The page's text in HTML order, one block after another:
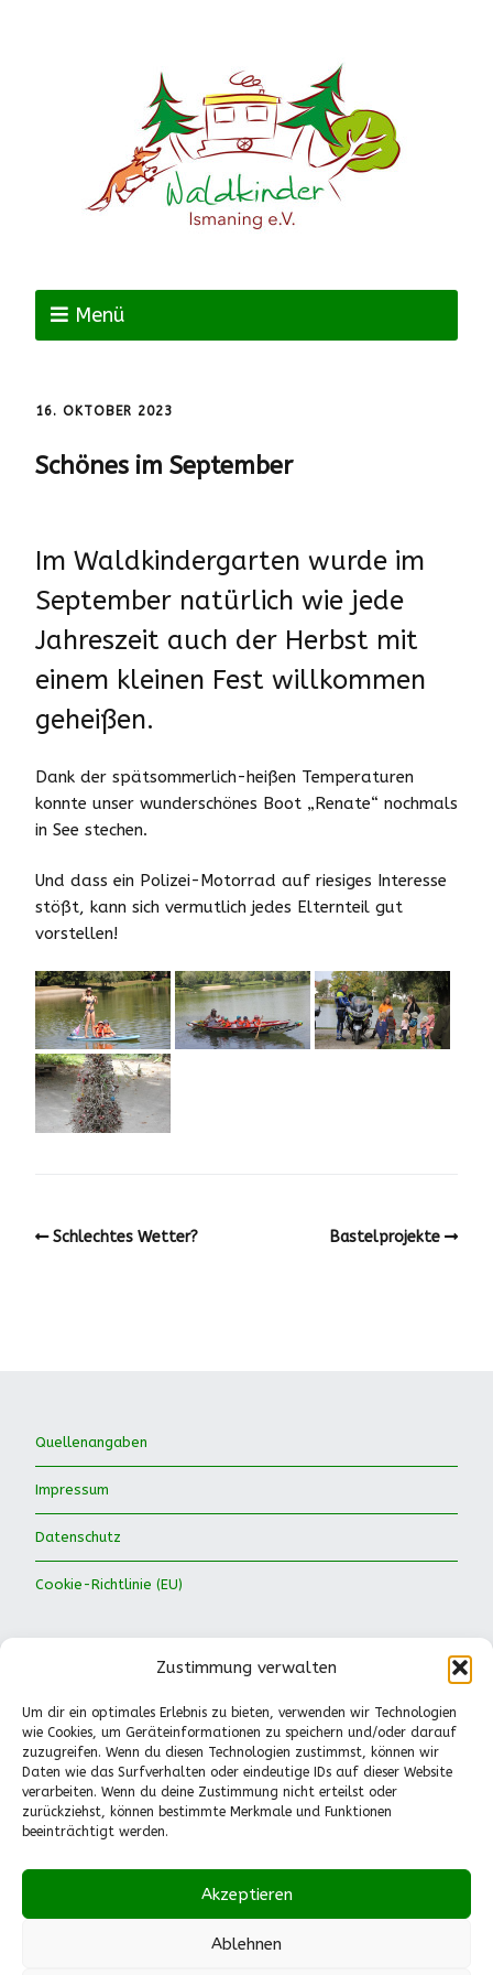
Zustimmung verwalten
Um dir ein optimales Erlebnis zu bieten, verwenden wir Technologien
wie Cookies, um Geräteinformationen zu speichern und/oder darauf
zuzugreifen. Wenn du diesen Technologien zustimmst, können wir
Daten wie das Surfverhalten oder eindeutige IDs auf dieser Website
verarbeiten. Wenn du deine Zustimmung nicht erteilst oder
zurückziehst, können bestimmte Merkmale und Funktionen
beeinträchtigt werden.
Akzeptieren
Ablehnen
Menü
16. OKTOBER 2023
Schönes im September
Im Waldkindergarten wurde im
September natürlich wie jede
Jahreszeit auch der Herbst mit
einem kleinen Fest willkommen
geheißen.
Dank der spätsommerlich-heißen Temperaturen
konnte unser wunderschönes Boot „Renate“ nochmals
in See stechen.
Und dass ein Polizei-Motorrad auf riesiges Interesse
stößt, kann sich vermutlich jedes Elternteil gut
vorstellen!
Schlechtes Wetter? Bastelprojekte
Quellenangaben
Impressum
Datenschutz
Cookie-Richtlinie (EU)
Waldkinder Ismaning e.V.
Dorfstraße 66
85737 Ismaning
Tel.: 089-41611244
(Mo.-Fr., 13-14.30 Uhr):
info@waldkinder-ismaning.de